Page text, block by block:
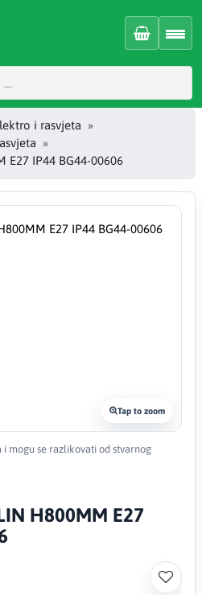
i rasvjeta
E27 IP44 BG44-00606
Tap to zoom
mogu se razlikovati od stvarnog
H800MM E27